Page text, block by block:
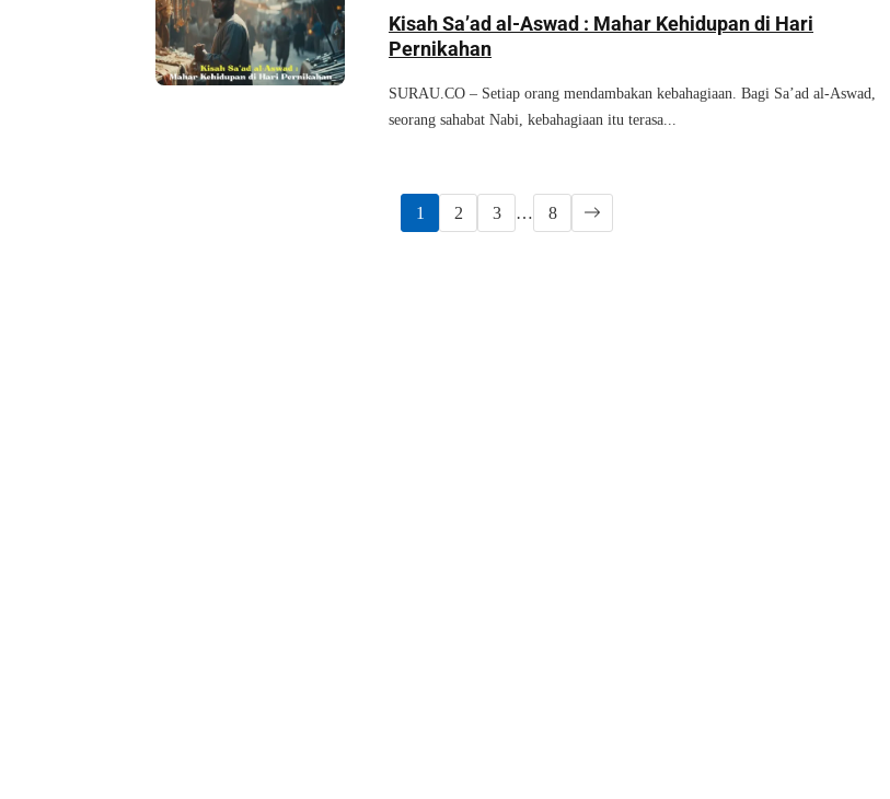
Kisah Sa’ad al-Aswad : Mahar Kehidupan di Hari
Pernikahan
SURAU.CO – Setiap orang mendambakan kebahagiaan. Bagi Sa’ad al-Aswad,
seorang sahabat Nabi, kebahagiaan itu terasa...
1 2 3 … 8